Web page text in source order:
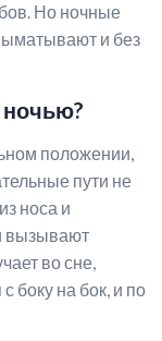
Но ночные
и без
положении,
пути не
носа и
вызывают
во сне,
боку на бок, и по